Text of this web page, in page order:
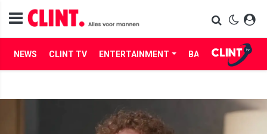
NEWS CLINT TV ENTERTAINMENT BABES LIFE